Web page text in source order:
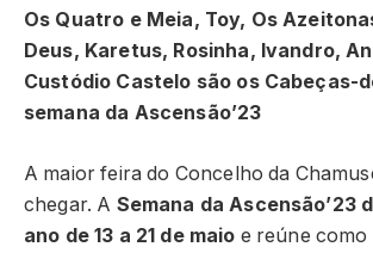
Os Quatro e Meia, Toy, Os
Deus, Karetus, Rosinha, Ivandro,
Custódio Castelo são os Cabeças-
semana da Ascensão’23
A maior feira do Concelho da
chegar. A Semana da Ascensão’23
ano de 13 a 21 de maio e reúne como